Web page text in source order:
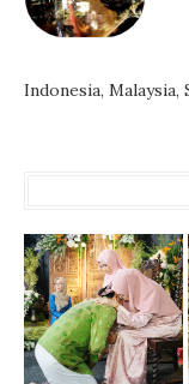
Indonesia,